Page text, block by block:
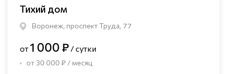
Тихий дом
Воронеж, проспект Труда, 77
от1 000 ₽ / сутки
от 30 000 ₽ / месяц